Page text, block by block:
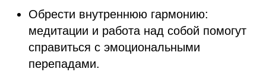
Обрести внутреннюю гармонию:
медитации и работа над собой помогут
справиться с эмоциональными
перепадами.